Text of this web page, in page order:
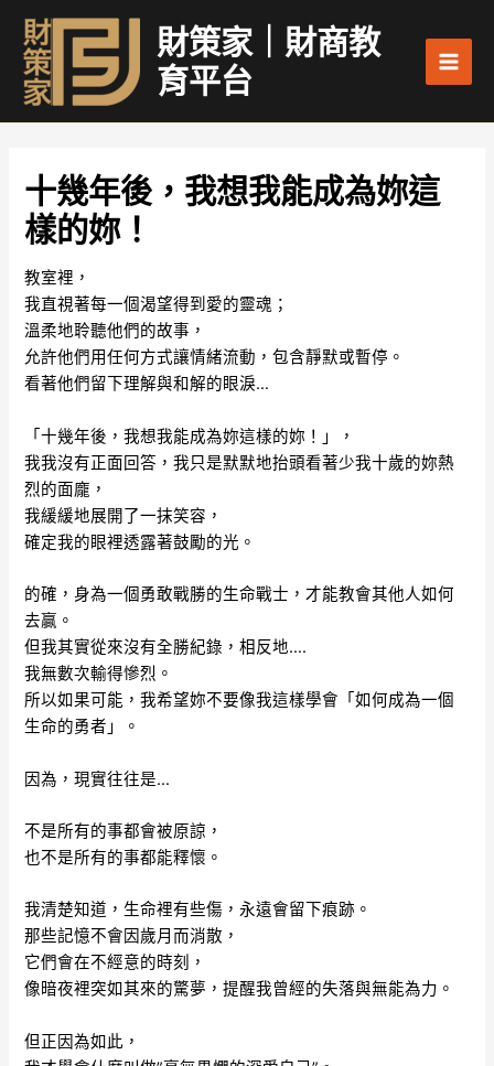
內
財策家｜財商教
育平台
十幾年後，我想我能成為妳這
樣的妳！
教室裡，
我直視著每一個渴望得到愛的靈魂；
溫柔地聆聽他們的故事，
允許他們用任何方式讓情緒流動，包含靜默或暫停。
看著他們留下理解與和解的眼淚…
「十幾年後，我想我能成為妳這樣的妳！」，
我我沒有正面回答，我只是默默地抬頭看著少我十歲的妳熱
烈的面龐，
我緩緩地展開了一抹笑容，
確定我的眼裡透露著鼓勵的光。
的確，身為一個勇敢戰勝的生命戰士，才能教會其他人如何
去贏。
但我其實從來沒有全勝紀錄，相反地….
我無數次輸得慘烈。
所以如果可能，我希望妳不要像我這樣學會「如何成為一個
生命的勇者」。
因為，現實往往是…
不是所有的事都會被原諒，
也不是所有的事都能釋懷。
我清楚知道，生命裡有些傷，永遠會留下痕跡。
那些記憶不會因歲月而消散，
它們會在不經意的時刻，
像暗夜裡突如其來的驚夢，提醒我曾經的失落與無能為力。
但正因為如此，